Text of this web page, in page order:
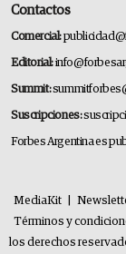
Contactos
Comercial:
Editorial:
Summit:
Suscripciones:
Forbes Argentina es
MediaKit
Términos y
los derechos